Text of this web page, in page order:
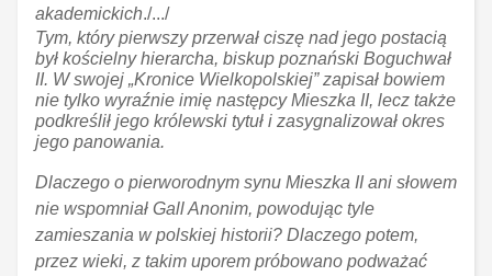
akademickich./.../
Tym, który pierwszy przerwał ciszę nad jego postacią
był kościelny hierarcha, biskup poznański Boguchwał
II. W swojej „Kronice Wielkopolskiej” zapisał bowiem
nie tylko wyraźnie imię następcy Mieszka II, lecz także
podkreślił jego królewski tytuł i zasygnalizował okres
jego panowania.
Dlaczego o pierworodnym synu Mieszka II ani słowem
nie wspomniał Gall Anonim, powodując tyle
zamieszania w polskiej historii? Dlaczego potem,
przez wieki, z takim uporem próbowano podważać